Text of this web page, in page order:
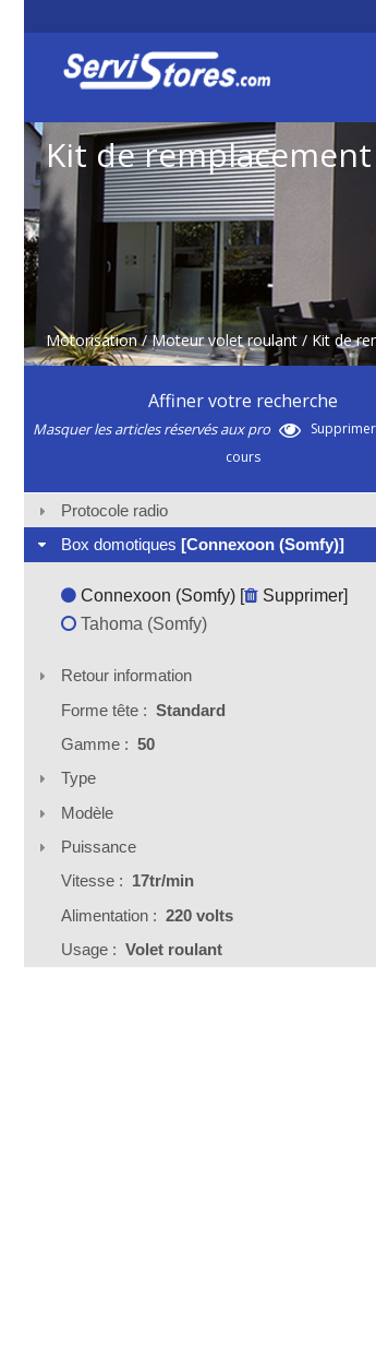
Kit de
Motorisation /Moteur volet roulant / Kit de
Affiner votre recherche
Masquer les articles réservés aux pro
cours
Protocole radio
Box domotiques [Connexoon (Somfy)]
Connexoon (Somfy) [ Supprimer]
Tahoma (Somfy)
Retour information
Forme tête : Standard
Gamme : 50
Type
Modèle
Puissance
Vitesse : 17tr/min
Alimentation : 220 volts
Usage : Volet roulant